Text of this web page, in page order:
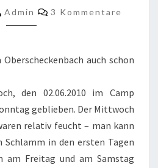
ADELSHOFEN
2010
Admin Kommentare
3 Kommentare
auch schon
den 02.06.2010 im Camp
geblieben. Der Mittwoch
relativ feucht – man kann
Schlamm in den ersten Tagen
am Freitag und am Samstag